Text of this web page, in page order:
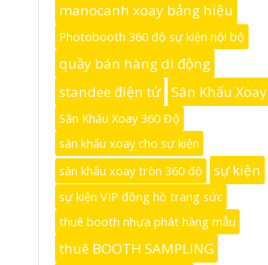
manocanh xoay bảng hiệu
Photobooth 360 độ sự kiện nội bộ
quầy bán hàng di động
standee điện tử
Sân Khấu Xoay
Sân Khấu Xoay 360 Độ
sân khấu xoay cho sự kiện
sân khấu xoay tròn 360 độ
sự kiện
sự kiện VIP đồng hồ trang sức
thuê booth nhựa phát hàng mẫu
thuê BOOTH SAMPLING